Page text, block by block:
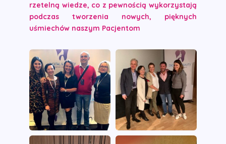
rzetelną wiedze, co z pewnością wykorzystają
podczas tworzenia nowych, pięknych
uśmiechów naszym Pacjentom